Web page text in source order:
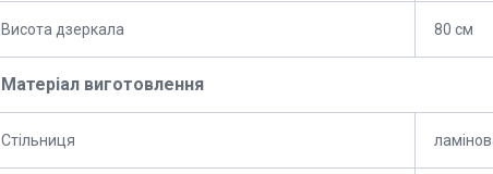
Висота дзеркала 80 см
Матеріал виготовлення
Стільниця